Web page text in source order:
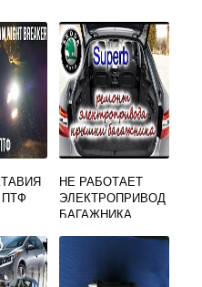
НЕ РАБОТАЕТ
ЭЛЕКТРОПРИВОД
БАГАЖНИКА